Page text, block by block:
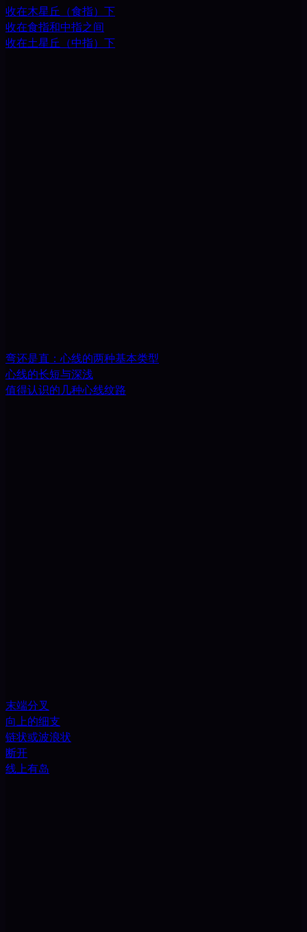
收在木星丘（食指）下
收在食指和中指之间
收在土星丘（中指）下
弯还是直：心线的两种基本类型
心线的长短与深浅
值得认识的几种心线纹路
末端分叉
向上的细支
链状或波浪状
断开
线上有岛